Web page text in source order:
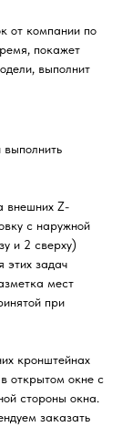
от компании по
покажет
выполнит
внешних Z-
с наружной
и 2 сверху)
этих задач
мест
при
кронштейнах
открытом окне с
стороны окна.
заказать